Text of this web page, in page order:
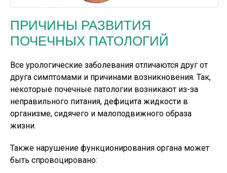
ПРИЧИНЫ РАЗВИТИЯ
ПОЧЕЧНЫХ ПАТОЛОГИЙ
Все урологические заболевания отличаются друг от
друга симптомами и причинами возникновения. Так,
некоторые почечные патологии возникают из-за
неправильного питания, дефицита жидкости в
организме, сидячего и малоподвижного образа
жизни.
Также нарушение функционирования органа может
быть спровоцировано: